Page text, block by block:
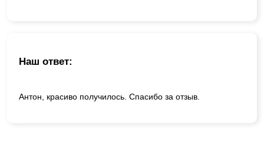
Наш ответ:
Антон, красиво получилось. Спасибо за отзыв.